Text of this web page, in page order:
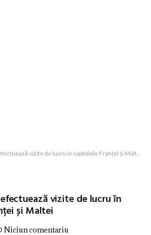
vizite de lucru în capitalele Franței și Maltei
vizite de lucru în
și Maltei
Niciun comentariu